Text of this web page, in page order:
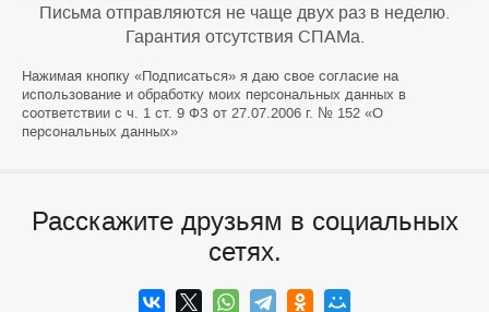
Письма отправляются не чаще двух раз в неделю.
Гарантия отсутствия СПАМа.
Нажимая кнопку «Подписаться» я даю свое согласие на
использование и обработку моих персональных данных в
соответствии с ч. 1 ст. 9 ФЗ от 27.07.2006 г. № 152 «О
персональных данных»
Расскажите друзьям в социальных
сетях.